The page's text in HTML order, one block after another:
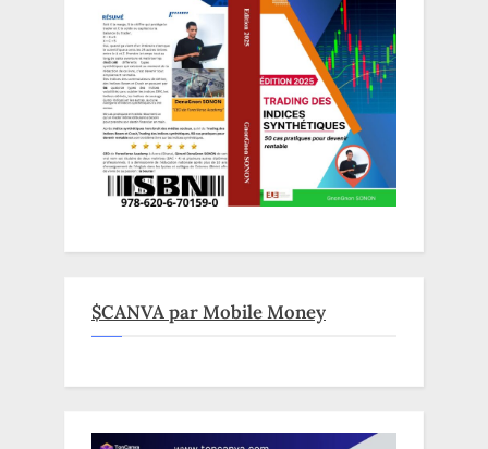
$CANVA par Mobile Money